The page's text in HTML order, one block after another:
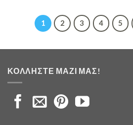
1 2 3 4 5
ΚΟΛΛΉΣΤΕ ΜΑΖΊ ΜΑΣ!